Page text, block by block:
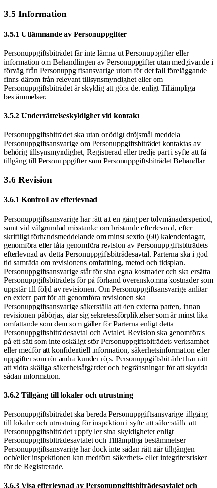
3.5 Information
3.5.1 Utlämnande av Personuppgifter
Personuppgiftsbiträdet får inte lämna ut Personuppgifter eller
information om Behandlingen av Personuppgifter utan medgivande i
förväg från Personuppgiftsansvarige utom för det fall föreläggande
finns därom från relevant tillsynsmyndighet eller om
Personuppgiftsbiträdet är skyldig att göra det enligt Tillämpliga
bestämmelser.
3.5.2 Underrättelseskyldighet vid kontakt
Personuppgiftsbiträdet ska utan onödigt dröjsmål meddela
Personuppgiftsansvarige om Personuppgiftsbiträdet kontaktas av
behörig tillsynsmyndighet, Registrerad eller tredje part i syfte att få
tillgång till Personuppgifter som Personuppgiftsbiträdet Behandlar.
3.6 Revision
3.6.1 Kontroll av efterlevnad
Personuppgiftsansvarige har rätt att en gång per tolvmånadersperiod,
samt vid välgrundad misstanke om bristande efterlevnad, efter
skriftligt förhandsmeddelande om minst sextio (60) kalenderdagar,
genomföra eller låta genomföra revision av Personuppgiftsbiträdets
efterlevnad av detta Personuppgiftsbiträdesavtal. Parterna ska i god
tid samråda om revisionens omfattning, metod och tidsplan.
Personuppgiftsansvarige står för sina egna kostnader och ska ersätta
Personuppgiftsbiträdets för på förhand överenskomna kostnader som
uppstår till följd av revisionen. Om Personuppgiftsansvarige anlitar
en extern part för att genomföra revisionen ska
Personuppgiftsansvarige säkerställa att den externa parten, innan
revisionen påbörjas, åtar sig sekretessförpliktelser som är minst lika
omfattande som dem som gäller för Parterna enligt detta
Personuppgiftsbiträdesavtal och Avtalet. Revision ska genomföras
på ett sätt som inte oskäligt stör Personuppgiftsbiträdets verksamhet
eller medför att konfidentiell information, säkerhetsinformation eller
uppgifter som rör andra kunder röjs. Personuppgiftsbiträdet har rätt
att vidta skäliga säkerhetsåtgärder och begränsningar för att skydda
sådan information.
3.6.2 Tillgång till lokaler och utrustning
Personuppgiftsbiträdet ska bereda Personuppgiftsansvarige tillgång
till lokaler och utrustning för inspektion i syfte att säkerställa att
Personuppgiftsbiträdet uppfyller sina skyldigheter enligt
Personuppgiftsbiträdesavtalet och Tillämpliga bestämmelser.
Personuppgiftsansvarige har dock inte sådan rätt när tillgången
och/eller inspektionen kan medföra säkerhets- eller integritetsrisker
för de Registrerade.
3.6.3 Visa efterlevnad av Personuppgiftsbiträdesavtalet och